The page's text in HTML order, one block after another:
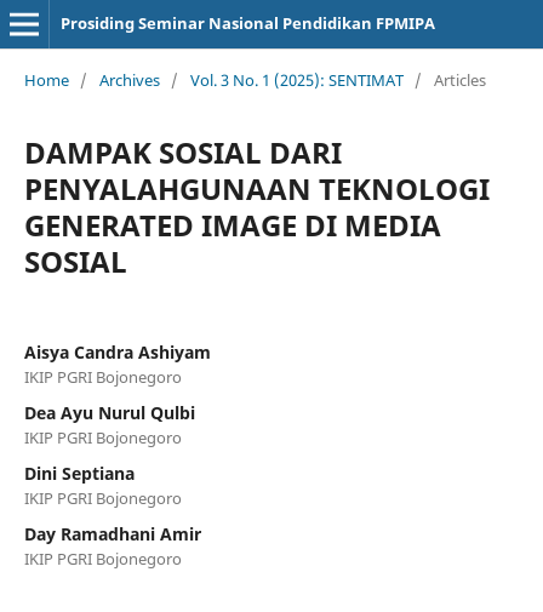
Prosiding Seminar Nasional Pendidikan FPMIPA
Home / Archives / Vol. 3 No. 1 (2025): SENTIMAT / Articles
DAMPAK SOSIAL DARI
PENYALAHGUNAAN TEKNOLOGI
GENERATED IMAGE DI MEDIA
SOSIAL
Aisya Candra Ashiyam
IKIP PGRI Bojonegoro
Dea Ayu Nurul Qulbi
IKIP PGRI Bojonegoro
Dini Septiana
IKIP PGRI Bojonegoro
Day Ramadhani Amir
IKIP PGRI Bojonegoro